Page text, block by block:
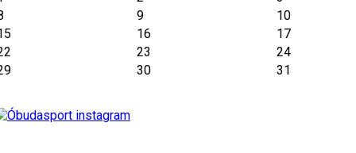
9
10
16
17
23
24
30 31